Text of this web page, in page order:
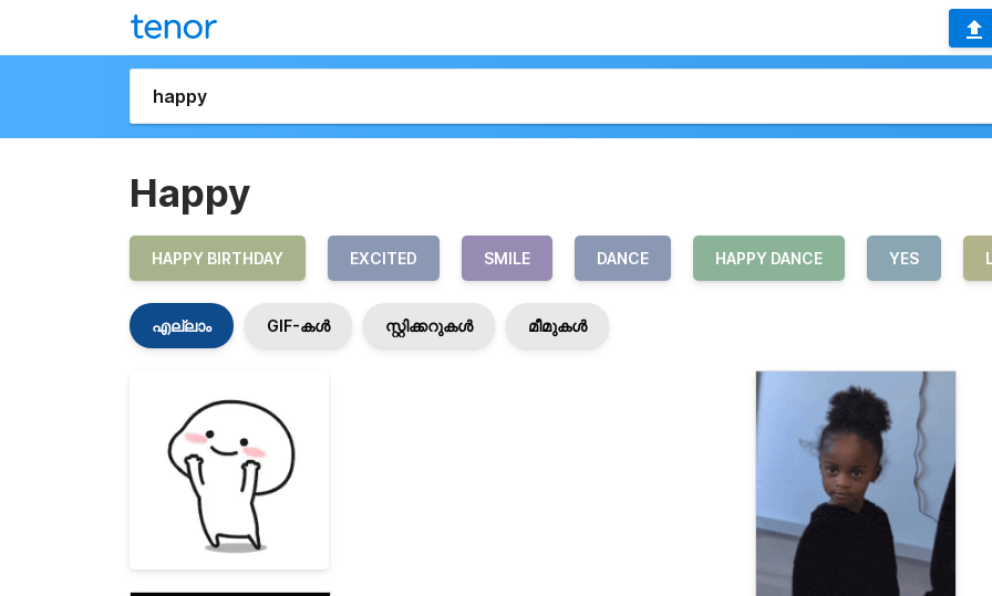
Happy
HAPPY BIRTHDAY EXCITED SMILE DANCE HAPPY DANCE YES
എല്ലാം GIF-കൾ സ്റ്റിക്കറുകൾ മീമുകൾ